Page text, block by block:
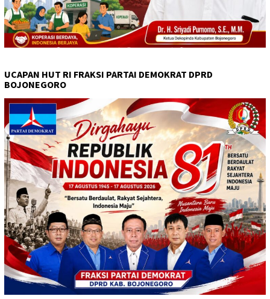
UCAPAN HUT RI FRAKSI PARTAI DEMOKRAT DPRD
BOJONEGORO